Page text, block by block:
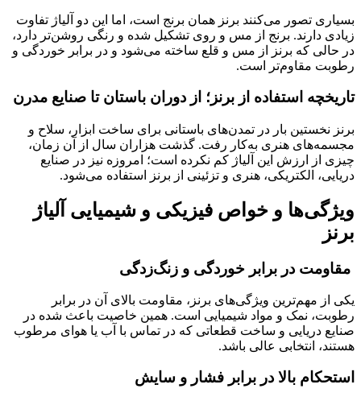
بسیاری تصور می‌کنند برنز همان برنج است، اما این دو آلیاژ تفاوت
زیادی دارند. برنج از مس و روی تشکیل شده و رنگی روشن‌تر دارد،
در حالی که برنز از مس و قلع ساخته می‌شود و در برابر خوردگی و
رطوبت مقاوم‌تر است.
تاریخچه استفاده از برنز؛ از دوران باستان تا صنایع مدرن
برنز نخستین بار در تمدن‌های باستانی برای ساخت ابزار، سلاح و
مجسمه‌های هنری به‌کار رفت. گذشت هزاران سال از آن زمان،
چیزی از ارزش این آلیاژ کم نکرده است؛ امروزه نیز در صنایع
دریایی، الکتریکی، هنری و تزئینی از برنز استفاده می‌شود.
ویژگی‌ها و خواص فیزیکی و شیمیایی آلیاژ
برنز
مقاومت در برابر خوردگی و زنگ‌زدگی
یکی از مهم‌ترین ویژگی‌های برنز، مقاومت بالای آن در برابر
رطوبت، نمک و مواد شیمیایی است. همین خاصیت باعث شده در
صنایع دریایی و ساخت قطعاتی که در تماس با آب یا هوای مرطوب
هستند، انتخابی عالی باشد.
استحکام بالا در برابر فشار و سایش